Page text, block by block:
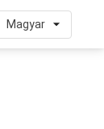
Magyar